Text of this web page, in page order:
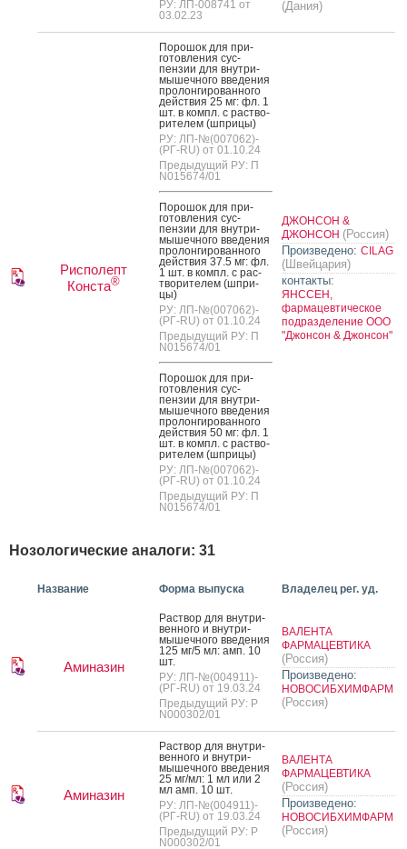
РУ: ЛП-008741 от
03.02.23
(Дания)
Рисполепт
Конста®
По­рошок для при­
готов­ле­ния сус­
пензии для внут­ри­
мышеч­но­го вве­дения
про­лон­ги­рован­но­го
дей­ствия 25 мг: фл. 1
шт. в компл. с рас­тво­
рите­лем (шпри­цы)
РУ: ЛП-№(007062)-
(РГ-RU) от 01.10.24
Предыдущий РУ: П
N015674/01
По­рошок для при­
готов­ле­ния сус­
пензии для внут­ри­
мышеч­но­го вве­дения
про­лон­ги­рован­но­го
дей­ствия 37.5 мг: фл.
1 шт. в компл. с рас­
тво­рите­лем (шпри­
цы)
РУ: ЛП-№(007062)-
(РГ-RU) от 01.10.24
Предыдущий РУ: П
N015674/01
По­рошок для при­
готов­ле­ния сус­
пензии для внут­ри­
мышеч­но­го вве­дения
про­лон­ги­рован­но­го
дей­ствия 50 мг: фл. 1
шт. в компл. с рас­тво­
рите­лем (шпри­цы)
РУ: ЛП-№(007062)-
(РГ-RU) от 01.10.24
Предыдущий РУ: П
N015674/01
ДЖОНСОН &
ДЖОНСОН (Россия)
Произведено: CILAG
(Швейцария)
контакты:
ЯНССЕН,
фармацевтическое
подразделение ООО
"Джонсон & Джонсон"
Нозологические аналоги: 31
Название Форма выпуска Владелец рег. уд.
Аминазин
Рас­твор для внут­ри­
вен­но­го и внут­ри­
мышеч­но­го вве­дения
125 мг/5 мл: амп. 10
шт.
РУ: ЛП-№(004911)-
(РГ-RU) от 19.03.24
Предыдущий РУ: Р
N000302/01
ВАЛЕНТА
ФАРМАЦЕВТИКА
(Россия)
Произведено:
НОВОСИБХИМФАРМ
(Россия)
Аминазин
Рас­твор для внут­ри­
вен­но­го и внут­ри­
мышеч­но­го вве­дения
25 мг/мл: 1 мл или 2
мл амп. 10 шт.
РУ: ЛП-№(004911)-
(РГ-RU) от 19.03.24
Предыдущий РУ: Р
N000302/01
ВАЛЕНТА
ФАРМАЦЕВТИКА
(Россия)
Произведено:
НОВОСИБХИМФАРМ
(Россия)